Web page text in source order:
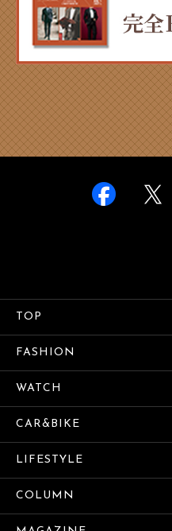
TOP
FASHION
WATCH
CAR&BIKE
LIFESTYLE
COLUMN